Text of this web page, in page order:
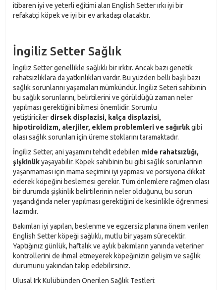
itibaren iyi ve yeterli eğitimi alan English Setter ırkı iyi bir
refakatçi köpek ve iyi bir ev arkadaşı olacaktır.
İngiliz Setter Sağlık
İngiliz Setter genellikle sağlıklı bir ırktır. Ancak bazı genetik
rahatsızlıklara da yatkınlıkları vardır. Bu yüzden belli başlı bazı
sağlık sorunlarını yaşamaları mümkündür. İngiliz Seteri sahibinin
bu sağlık sorunlarını, belirtilerini ve görüldüğü zaman neler
yapılması gerektiğini bilmesi önemlidir. Sorumlu
yetiştiriciler dirsek displazisi, kalça displazisi,
hipotiroidizm, alerjiler, eklem problemleri ve sağırlıkgibi
olası sağlık sorunları için üreme stoklarını taramaktadır.
İngiliz Setter, ani yaşamını tehdit edebilen mide rahatsızlığı,
şişkinlikyaşayabilir. Köpek sahibinin bu gibi sağlık sorunlarının
yaşanmaması için mama seçimini iyi yapması ve porsiyona dikkat
ederek köpeğini beslemesi gerekir. Tüm önlemlere rağmen olası
bir durumda şişkinlik belirtilerinin neler olduğunu, bu sorun
yaşandığında neler yapılması gerektiğini de kesinlikle öğrenmesi
lazımdır.
Bakımları iyi yapılan, beslenme ve egzersiz planına önem verilen
English Setter köpeği sağlıklı, mutlu bir yaşam sürecektir.
Yaptığınız günlük, haftalık ve aylık bakımların yanında veteriner
kontrollerini de ihmal etmeyerek köpeğinizin gelişim ve sağlık
durumunu yakından takip edebilirsiniz.
Ulusal Irk Kulübünden Önerilen Sağlık Testleri: